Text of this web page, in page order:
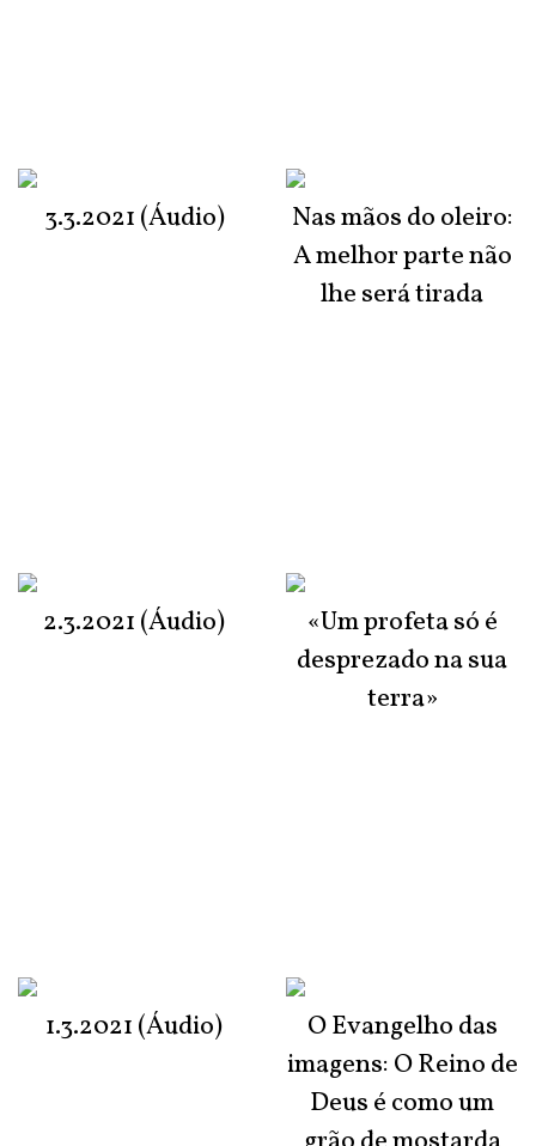
3.3.2021 (Áudio)
2.3.2021 (Áudio)
1.3.2021 (Áudio)
Nas mãos do oleiro:
A melhor parte não
lhe será tirada
«Um profeta só é
desprezado na sua
terra»
O Evangelho das
imagens: O Reino de
Deus é como um